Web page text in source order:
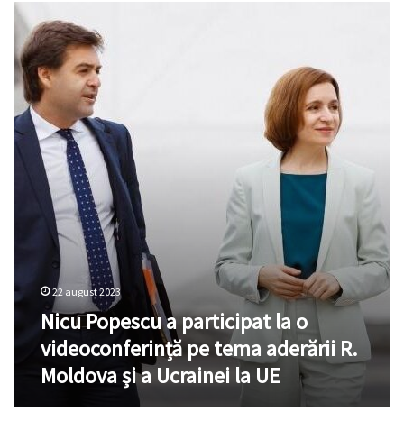
Nicu
Popescu
participat
la
videoconferință
pe
tema
aderării
Moldova
Ucrainei
la
22 august 2023
Nicu Popescu a participat la o
videoconferință pe tema aderării R.
Moldova și a Ucrainei la UE